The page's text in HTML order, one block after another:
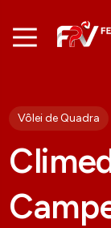
Vôlei de Quadra